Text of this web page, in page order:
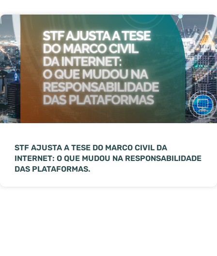
STF AJUSTA A TESE DO MARCO CIVIL DA
INTERNET: O QUE MUDOU NA RESPONSABILIDADE
DAS PLATAFORMAS.